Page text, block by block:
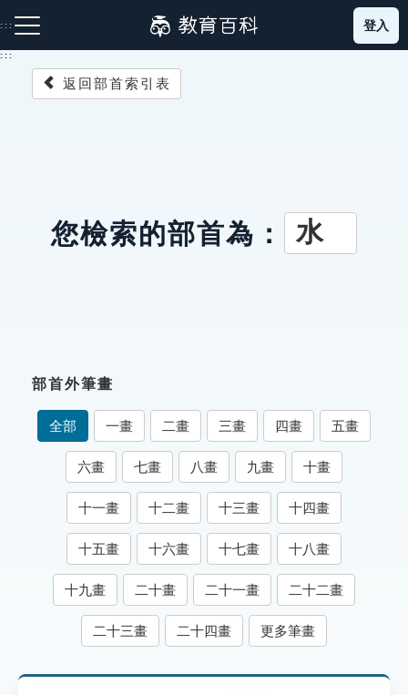
到
主
:::
成語故事
索引選單
知識索引
單字索引
生命大百科索引
遊戲專區
貓頭鷹博士
登入
:::
返回部首索引表
您檢索的部首為： 水
部首外筆畫
全部 一畫 二畫 三畫 四畫 五畫
六畫 七畫 八畫 九畫 十畫
十一畫 十二畫 十三畫 十四畫
十五畫 十六畫 十七畫 十八畫
十九畫 二十畫 二十一畫 二十二畫
二十三畫 二十四畫 更多筆畫